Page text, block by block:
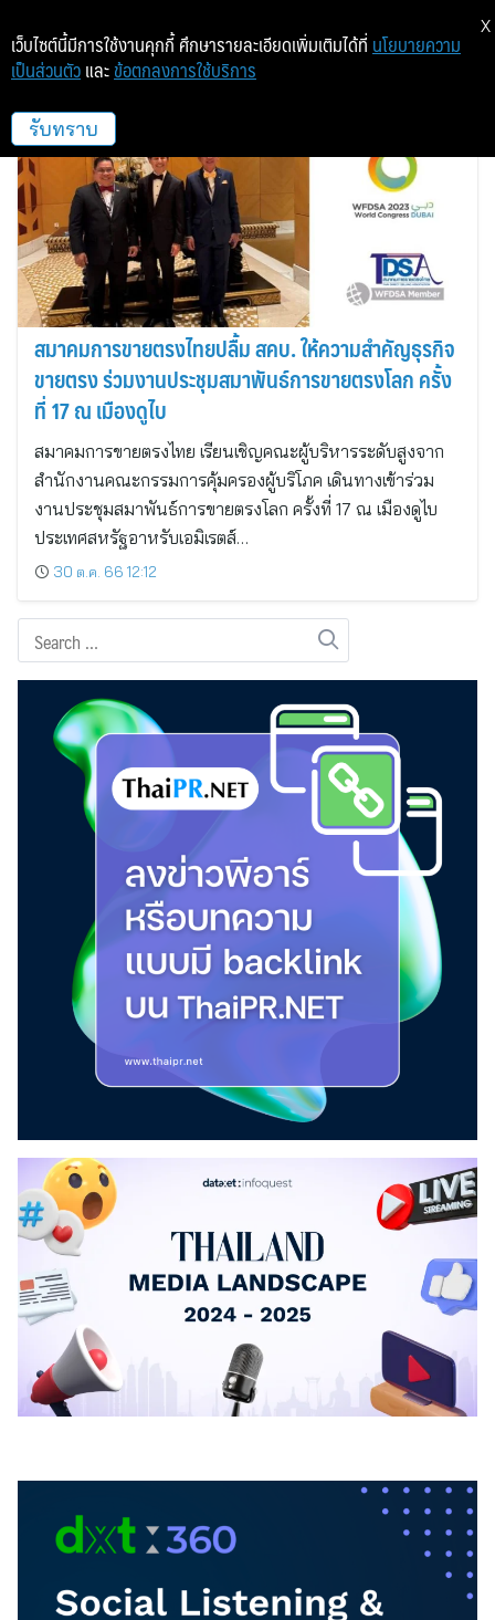
สมาคมการขายตรงไทย
สมาคมการขายตรงไทยปลื้ม สคบ. ให้ความสำคัญธุรกิจ
ขายตรง ร่วมงานประชุมสมาพันธ์การขายตรงโลก ครั้ง
ที่ 17 ณ เมืองดูไบ
สมาคมการขายตรงไทย เรียนเชิญคณะผู้บริหารระดับสูงจาก
สำนักงานคณะกรรมการคุ้มครองผู้บริโภค เดินทางเข้าร่วม
งานประชุมสมาพันธ์การขายตรงโลก ครั้งที่ 17 ณ เมืองดูไบ
ประเทศสหรัฐอาหรับเอมิเรตส์…
30 ต.ค. 66 12:12
เว็บไซต์นี้มีการใช้งานคุกกี้ ศึกษารายละเอียดเพิ่มเติมได้ที่ นโยบายความ
เป็นส่วนตัว และ ข้อตกลงการใช้บริการ
รับทราบ
X